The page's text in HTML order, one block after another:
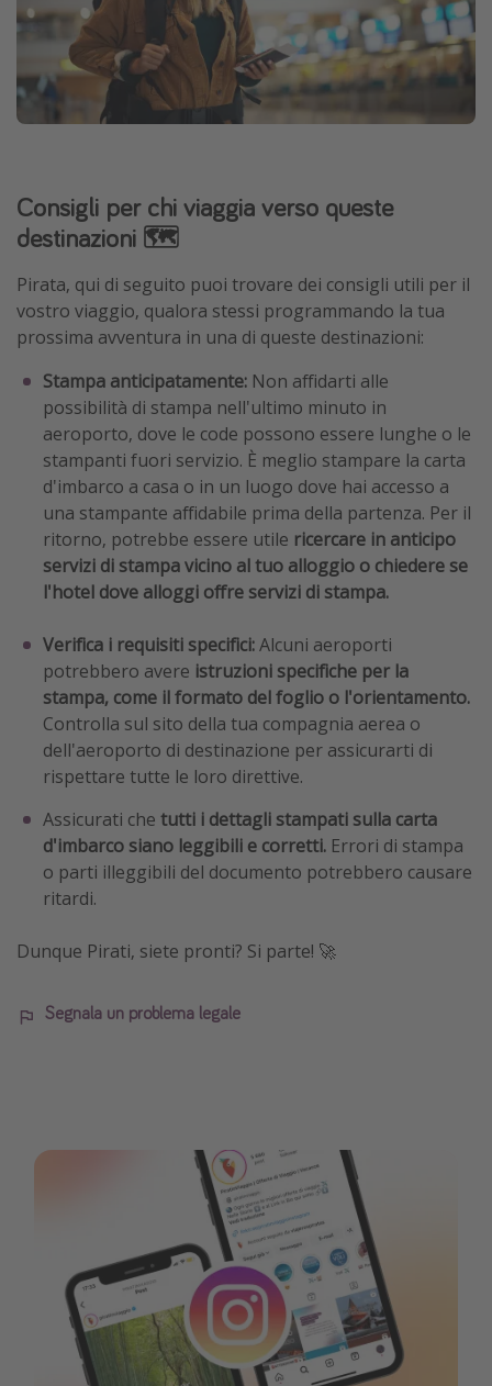
Consigli per chi viaggia verso queste
destinazioni 🗺️
Pirata, qui di seguito puoi trovare dei consigli utili per il
vostro viaggio, qualora stessi programmando la tua
prossima avventura in una di queste destinazioni:
Stampa anticipatamente: Non affidarti alle
possibilità di stampa nell'ultimo minuto in
aeroporto, dove le code possono essere lunghe o le
stampanti fuori servizio. È meglio stampare la carta
d'imbarco a casa o in un luogo dove hai accesso a
una stampante affidabile prima della partenza. Per il
ritorno, potrebbe essere utile ricercare in anticipo
servizi di stampa vicino al tuo alloggio o chiedere se
l'hotel dove alloggi offre servizi di stampa.
Verifica i requisiti specifici:Alcuni aeroporti
potrebbero avere istruzioni specifiche per la
stampa, come il formato del foglio o l'orientamento.
Controlla sul sito della tua compagnia aerea o
dell'aeroporto di destinazione per assicurarti di
rispettare tutte le loro direttive.
Assicurati che tutti i dettagli stampati sulla carta
d'imbarco siano leggibili e corretti. Errori di stampa
o parti illeggibili del documento potrebbero causare
ritardi.
Dunque Pirati, siete pronti? Si parte! 🚀
Segnala un problema legale